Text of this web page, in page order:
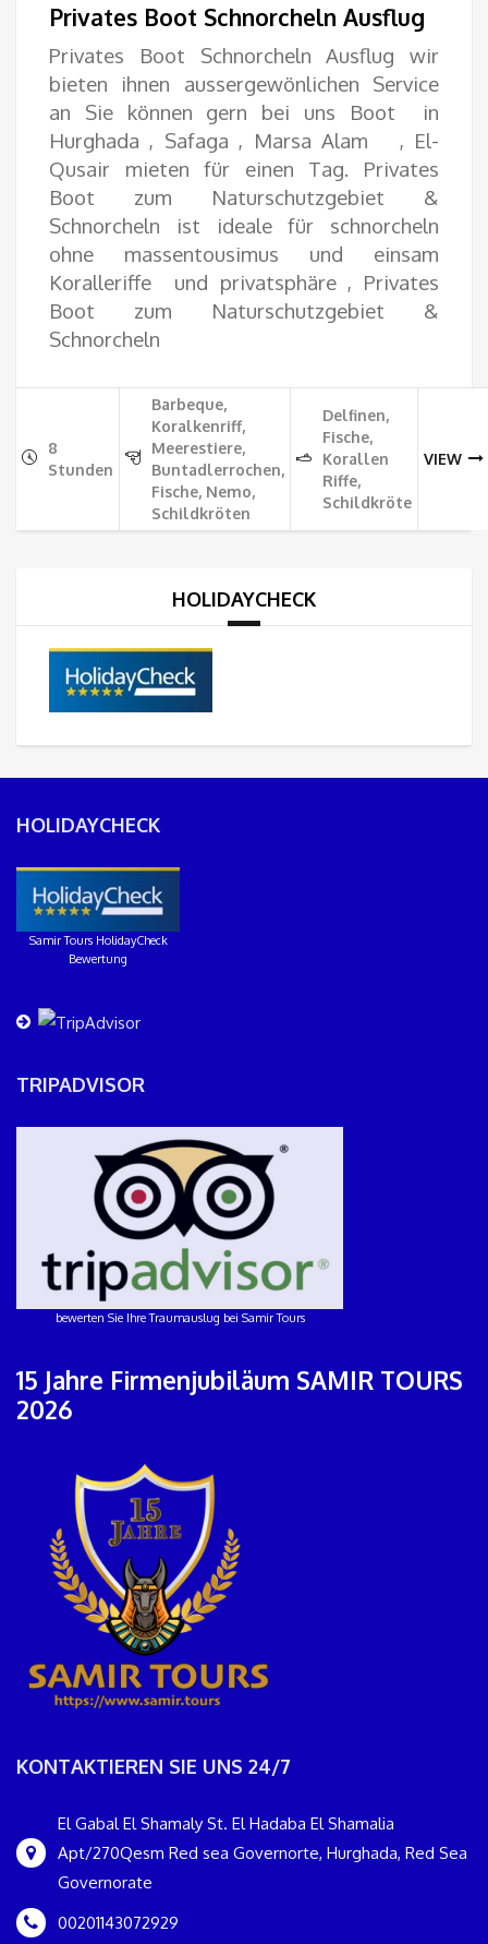
war:
800.00€
Privates Boot Schnorcheln Ausflug
Privates Boot Schnorcheln Ausflug wir
bieten ihnen aussergewönlichen Service
an Sie können gern bei uns Boot in
Hurghada , Safaga , Marsa Alam , El-
Qusair mieten für einen Tag. Privates
Boot zum Naturschutzgebiet &
Schnorcheln ist ideale für schnorcheln
ohne massentousimus und einsam
Koralleriffe und privatsphäre , Privates
Boot zum Naturschutzgebiet &
Schnorcheln
8
Stunden
Barbeque,
Koralkenriff,
Meerestiere,
Buntadlerrochen,
Fische, Nemo,
Schildkröten
Delfinen,
Fische,
Korallen
Riffe,
Schildkröte
VIEW
HOLIDAYCHECK
HOLIDAYCHECK
Samir Tours HolidayCheck
Bewertung
TRIPADVISOR
bewerten Sie Ihre Traumauslug bei Samir Tours
15 Jahre Firmenjubiläum SAMIR TOURS
2026
KONTAKTIEREN SIE UNS 24/7
El Gabal El Shamaly St. El Hadaba El Shamalia
Apt/270Qesm Red sea Governorte, Hurghada, Red Sea
Governorate
00201143072929